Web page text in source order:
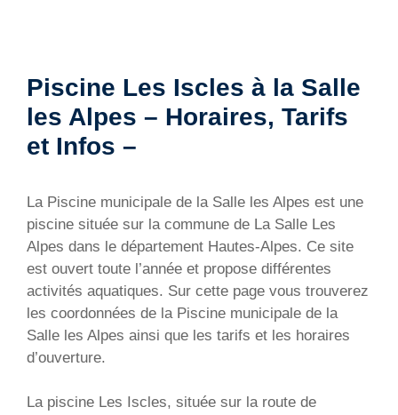
Piscine Les Iscles à la Salle
les Alpes – Horaires, Tarifs
et Infos –
La Piscine municipale de la Salle les Alpes est une
piscine située sur la commune de La Salle Les
Alpes dans le département Hautes-Alpes. Ce site
est ouvert toute l’année et propose différentes
activités aquatiques. Sur cette page vous trouverez
les coordonnées de la Piscine municipale de la
Salle les Alpes ainsi que les tarifs et les horaires
d’ouverture.
La piscine Les Iscles, située sur la route de